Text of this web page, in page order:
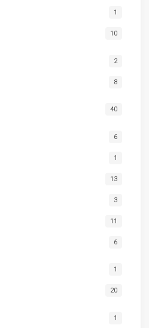
1
10
2
8
40
6
1
13
3
11
6
1
20
1